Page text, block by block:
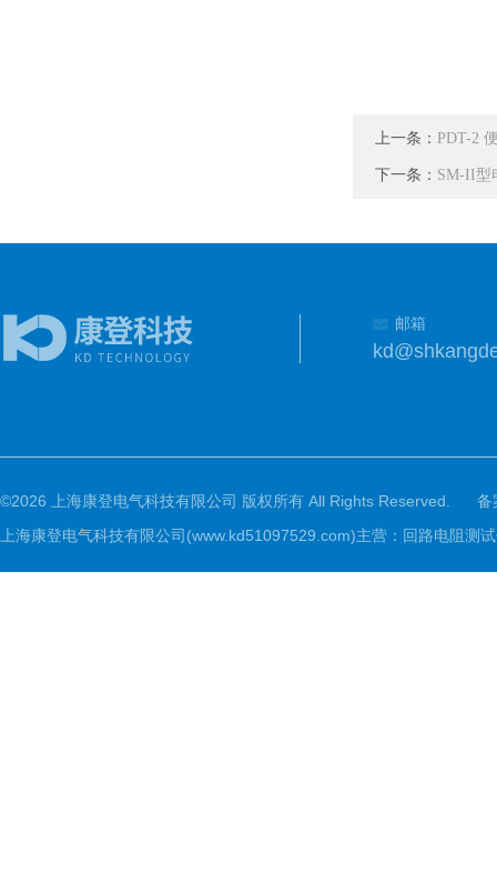
上一条： PDT-2
下一条： SM-II型
邮箱
©2026 上海康登电气科技有限公司 版权所有 All Rights Reserved.
备
上海康登电气科技有限公司(www.kd51097529.com)主营：回路电阻